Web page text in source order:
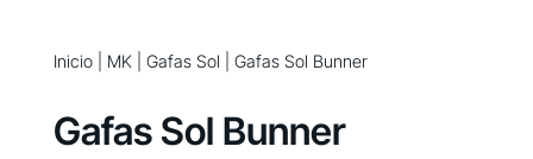
Inicio| MK| Gafas Sol | Gafas Sol Bunner
Gafas Sol Bunner